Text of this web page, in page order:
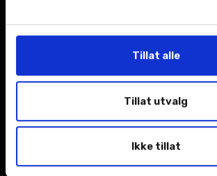
Tillat alle
Tillat utvalg
Ikke tillat